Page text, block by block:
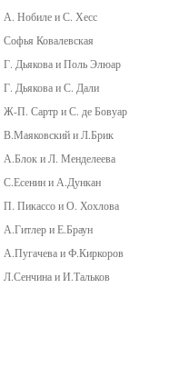
А. Нобиле и С. Хесс
Софья Ковалевская
Г. Дьякова и Поль Элюар
Г. Дьякова и С. Дали
Ж-П. Сартр и С. де Бовуар
В.Маяковский и Л.Брик
А.Блок и Л. Менделеева
С.Есенин и А.Дункан
П. Пикассо и О. Хохлова
А.Гитлер и Е.Браун
А.Пугачева и Ф.Киркоров
Л.Сенчина и И.Тальков